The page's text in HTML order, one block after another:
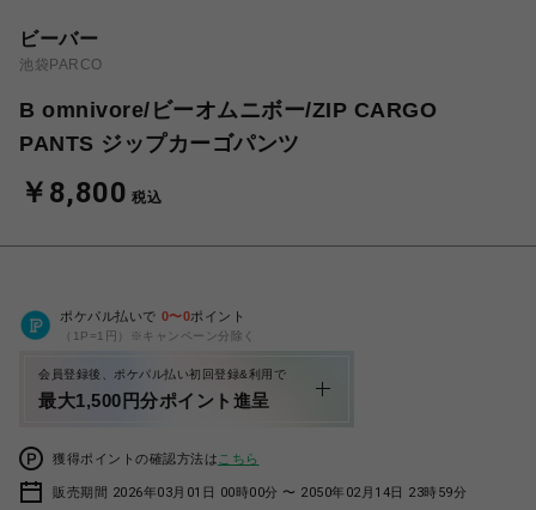
ビーバー
池袋PARCO
B omnivore/ビーオムニボー/ZIP CARGO
PANTS ジップカーゴパンツ
￥8,800 税込
ポケパル払いで 0〜0ポイント
（1P=1円）※キャンペーン分除く
会員登録後、ポケパル払い初回登録&利用で
最大1,500円分ポイント進呈
獲得ポイントの確認方法は こちら
販売期間 2026年03月01日 00時00分 〜 2050年02月14日 23時59分